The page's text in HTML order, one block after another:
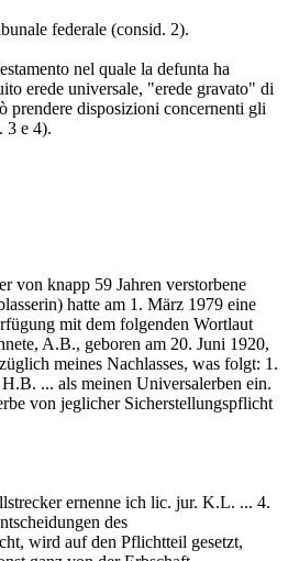
federale (consid. 2).
nel quale la defunta ha
erede universale, "erede gravato" di
prendere disposizioni concernenti gli
3 e 4).
von knapp 59 Jahren verstorbene
hatte am 1. März 1979 eine
mit dem folgenden Wortlaut
A.B., geboren am 20. Juni 1920,
meines Nachlasses, was folgt: 1.
... als meinen Universalerben ein.
von jeglicher Sicherstellungspflicht
ernenne ich lic. jur. K.L. ... 4.
des
wird auf den Pflichtteil gesetzt,